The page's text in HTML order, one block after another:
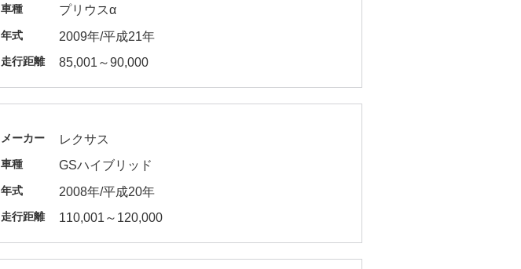
車種 プリウスα
年式 2009年/平成21年
走行距離 85,001～90,000
メーカー レクサス
車種 GSハイブリッド
年式 2008年/平成20年
走行距離 110,001～120,000